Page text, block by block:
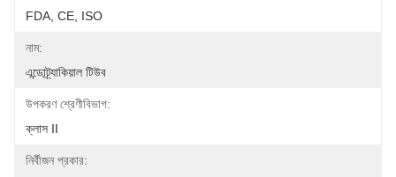
FDA, CE, ISO
নাম:
এন্ডোট্র্যাকিয়াল টিউব
উপকরণ শ্রেণীবিভাগ:
ক্লাস II
নির্বীজন প্রকার: